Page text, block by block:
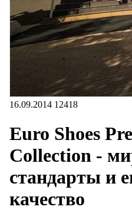
16.09.2014 12418
Euro Shoes
Collection -
стандарты и
качество